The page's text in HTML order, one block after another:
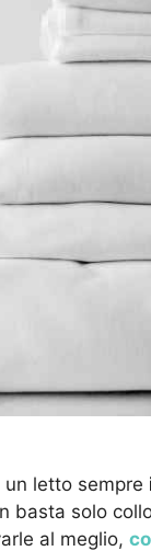
letto sempre
solo
al meglio,